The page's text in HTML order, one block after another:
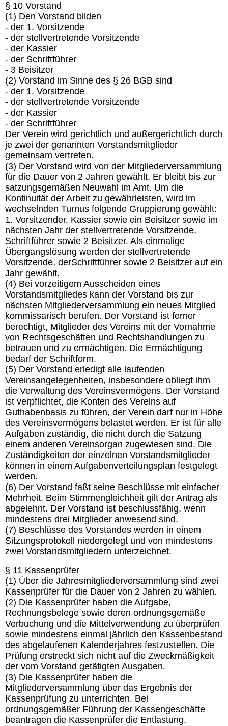
§ 10 Vorstand
(1) Den Vorstand bilden
- der 1. Vorsitzende
- der stellvertretende Vorsitzende
- der Kassier
- der Schriftführer
- 3 Beisitzer
(2) Vorstand im Sinne des § 26 BGB sind
- der 1. Vorsitzende
- der stellvertretende Vorsitzende
- der Kassier
- der Schriftführer
Der Verein wird gerichtlich und außergerichtlich durch
je zwei der genannten Vorstandsmitglieder
gemeinsam vertreten.
(3) Der Vorstand wird von der Mitgliederversammlung
für die Dauer von 2 Jahren gewählt. Er bleibt bis zur
satzungsgemäßen Neuwahl im Amt. Um die
Kontinuität der Arbeit zu gewährleisten, wird im
wechselnden Turnus folgende Gruppierung gewählt:
1. Vorsitzender, Kassier sowie ein Beisitzer sowie im
nächsten Jahr der stellvertretende Vorsitzende,
Schriftführer sowie 2 Beisitzer. Als einmalige
Übergangslösung werden der stellvertretende
Vorsitzende, derSchriftführer sowie 2 Beisitzer auf ein
Jahr gewählt.
(4) Bei vorzeitigem Ausscheiden eines
Vorstandsmitgliedes kann der Vorstand bis zur
nächsten Mitgliederversammlung ein neues Mitglied
kommissarisch berufen. Der Vorstand ist ferner
berechtigt, Mitglieder des Vereins mit der Vornahme
von Rechtsgeschäften und Rechtshandlungen zu
betrauen und zu ermächtigen. Die Ermächtigung
bedarf der Schriftform.
(5) Der Vorstand erledigt alle laufenden
Vereinsangelegenheiten, insbesondere obliegt ihm
die Verwaltung des Vereinsvermögens. Der Vorstand
ist verpflichtet, die Konten des Vereins auf
Guthabenbasis zu führen, der Verein darf nur in Höhe
des Vereinsvermögens belastet werden. Er ist für alle
Aufgaben zuständig, die nicht durch die Satzung
einem anderen Vereinsorgan zugewiesen sind. Die
Zuständigkeiten der einzelnen Vorstandsmitglieder
können in einem Aufgabenverteilungsplan festgelegt
werden.
(6) Der Vorstand faßt seine Beschlüsse mit einfacher
Mehrheit. Beim Stimmengleichheit gilt der Antrag als
abgelehnt. Der Vorstand ist beschlussfähig, wenn
mindestens drei Mitglieder anwesend sind.
(7) Beschlüsse des Vorstandes werden in einem
Sitzungsprotokoll niedergelegt und von mindestens
zwei Vorstandsmitgliedern unterzeichnet.
§ 11 Kassenprüfer
(1) Über die Jahresmitgliederversammlung sind zwei
Kassenprüfer für die Dauer von 2 Jahren zu wählen.
(2) Die Kassenprüfer haben die Aufgabe,
Rechnungsbelege sowie deren ordnungsgemäße
Verbuchung und die Mittelverwendung zu überprüfen
sowie mindestens einmal jährlich den Kassenbestand
des abgelaufenen Kalenderjahres festzustellen. Die
Prüfung erstreckt sich nicht auf die Zweckmäßigkeit
der vom Vorstand getätigten Ausgaben.
(3) Die Kassenprüfer haben die
Mitgliederversammlung über das Ergebnis der
Kassenprüfung zu unterrichten. Bei
ordnungsgemäßer Führung der Kassengeschäfte
beantragen die Kassenprüfer die Entlastung.